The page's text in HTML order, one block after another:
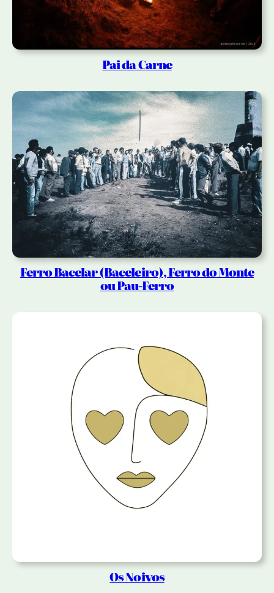
Pai da Carne
Ferro Bacelar (Baceleiro), Ferro do Monte
ou Pau-Ferro
Os Noivos